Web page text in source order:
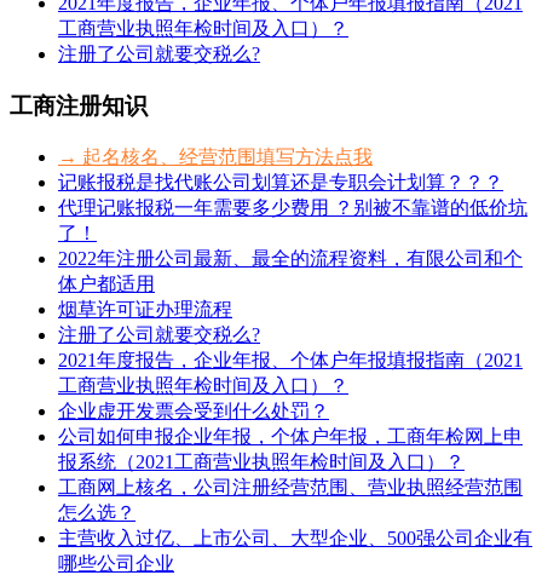
工商营业执照年检时间及入口）？
注册了公司就要交税么?
工商注册知识
→ 起名核名、经营范围填写方法点我
记账报税是找代账公司划算还是专职会计划算？？？
代理记账报税一年需要多少费用 ？别被不靠谱的低价坑
了！
2022年注册公司最新、最全的流程资料，有限公司和个
体户都适用
烟草许可证办理流程
注册了公司就要交税么?
2021年度报告，企业年报、个体户年报填报指南（2021
工商营业执照年检时间及入口）？
企业虚开发票会受到什么处罚？
公司如何申报企业年报，个体户年报，工商年检网上申
报系统（2021工商营业执照年检时间及入口）？
工商网上核名，公司注册经营范围、营业执照经营范围
怎么选？
主营收入过亿、上市公司、大型企业、500强公司企业有
哪些公司企业